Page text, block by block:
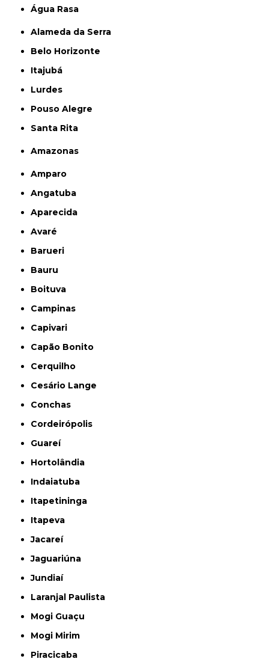
Água Rasa
Alameda da Serra
Belo Horizonte
Itajubá
Lurdes
Pouso Alegre
Santa Rita
Amazonas
Amparo
Angatuba
Aparecida
Avaré
Barueri
Bauru
Boituva
Campinas
Capivari
Capão Bonito
Cerquilho
Cesário Lange
Conchas
Cordeirópolis
Guareí
Hortolândia
Indaiatuba
Itapetininga
Itapeva
Jacareí
Jaguariúna
Jundiaí
Laranjal Paulista
Mogi Guaçu
Mogi Mirim
Piracicaba